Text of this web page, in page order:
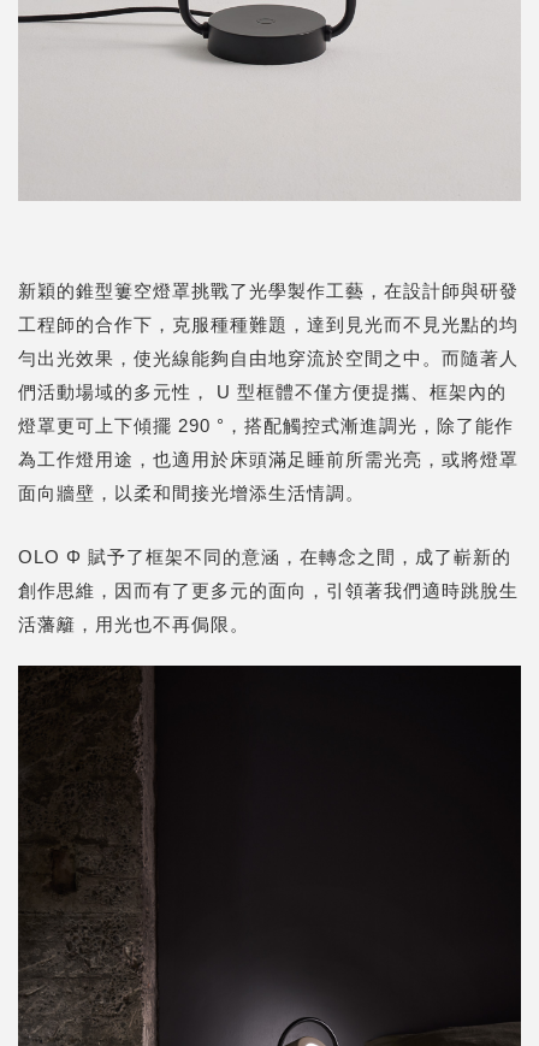
新穎的錐型簍空燈罩挑戰了光學製作工藝，在設計師與研發
工程師的合作下，克服種種難題，達到見光而不見光點的均
勻出光效果，使光線能夠自由地穿流於空間之中。而隨著人
們活動場域的多元性， U 型框體不僅方便提攜、框架內的
燈罩更可上下傾擺 290 °，搭配觸控式漸進調光，除了能作
為工作燈用途，也適用於床頭滿足睡前所需光亮，或將燈罩
面向牆壁，以柔和間接光增添生活情調。
OLO Φ 賦予了框架不同的意涵，在轉念之間，成了嶄新的
創作思維，因而有了更多元的面向，引領著我們適時跳脫生
活藩籬，用光也不再侷限。